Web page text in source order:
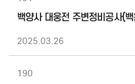
백양사 대웅전 주변정비공사(
2025.03.26
190